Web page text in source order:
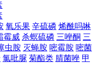
氧乐果 辛硫磷 烯酰吗啉
霉威 杀螟硫磷 三唑酮 三
虫胺 灭蝇胺 嘧霉胺 嘧菌
氯吡脲 菊酯类 腈菌唑 甲